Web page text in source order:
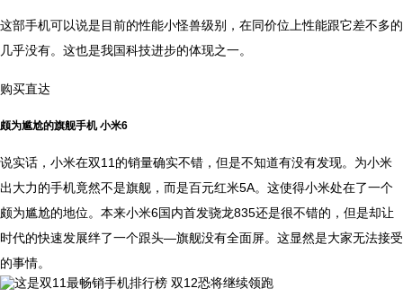
这部手机可以说是目前的性能小怪兽级别，在同价位上性能跟它差不多的
几乎没有。这也是我国科技进步的体现之一。
购买直达
颇为尴尬的旗舰手机 小米6
说实话，小米在双11的销量确实不错，但是不知道有没有发现。为小米
出大力的手机竟然不是旗舰，而是百元红米5A。这使得小米处在了一个
颇为尴尬的地位。本来小米6国内首发骁龙835还是很不错的，但是却让
时代的快速发展绊了一个跟头—旗舰没有全面屏。这显然是大家无法接受
的事情。